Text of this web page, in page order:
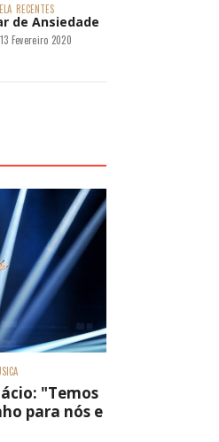
RECENTES
de Ansiedade
13 Fevereiro 2020
"Temos
para nós e